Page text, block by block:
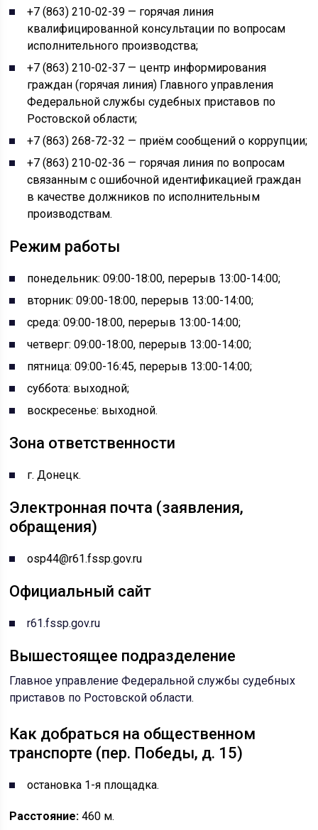
+7 (863) 210-02-39 — горячая линия
квалифицированной консультации по вопросам
исполнительного производства;
+7 (863) 210-02-37 — центр информирования
граждан (горячая линия) Главного управления
Федеральной службы судебных приставов по
Ростовской области;
+7 (863) 268-72-32 — приём сообщений о коррупции;
+7 (863) 210-02-36 — горячая линия по вопросам
связанным с ошибочной идентификацией граждан
в качестве должников по исполнительным
производствам.
Режим работы
понедельник: 09:00-18:00, перерыв 13:00-14:00;
вторник: 09:00-18:00, перерыв 13:00-14:00;
среда: 09:00-18:00, перерыв 13:00-14:00;
четверг: 09:00-18:00, перерыв 13:00-14:00;
пятница: 09:00-16:45, перерыв 13:00-14:00;
суббота: выходной;
воскресенье: выходной.
Зона ответственности
г. Донецк.
Электронная почта (заявления,
обращения)
osp44@r61.fssp.gov.ru
Официальный сайт
r61.fssp.gov.ru
Вышестоящее подразделение
Главное управление Федеральной службы судебных
приставов по Ростовской области.
Как добраться на общественном
транспорте (пер. Победы, д. 15)
остановка 1-я площадка.
Расстояние: 460 м.